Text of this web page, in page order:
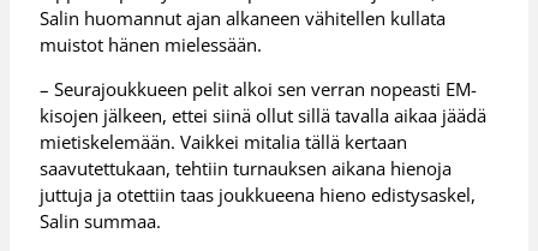
Salin huomannut ajan alkaneen vähitellen kullata
muistot hänen mielessään.
– Seurajoukkueen pelit alkoi sen verran nopeasti EM-
kisojen jälkeen, ettei siinä ollut sillä tavalla aikaa jäädä
mietiskelemään. Vaikkei mitalia tällä kertaan
saavutettukaan, tehtiin turnauksen aikana hienoja
juttuja ja otettiin taas joukkueena hieno edistysaskel,
Salin summaa.